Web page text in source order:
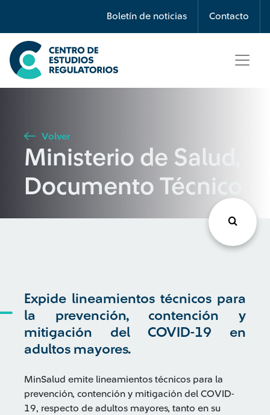
Boletín de noticias Contacto
Búsqueda
Seleccione país
Buscar
Volver
Ministerio de Salud,
Documento Técnico
Expide lineamientos técnicos para
la prevención, contención y
mitigación del COVID-19 en
adultos mayores.
MinSalud emite lineamientos técnicos para la
prevención, contención y mitigación del COVID-
19, respecto de adultos mayores, tanto en su